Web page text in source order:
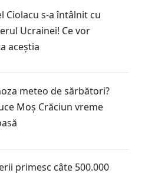
Ciolacu s-a întâlnit cu
Ucrainei! Ce vor
aceștia
meteo de sărbători?
Moș Crăciun vreme
primesc câte 500.000